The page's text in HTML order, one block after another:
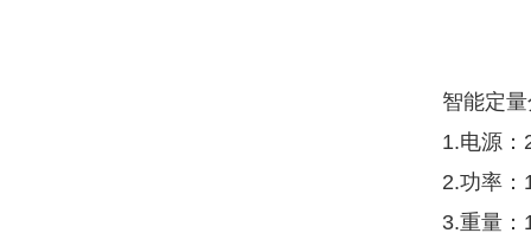
智能定
1.电源：
2.功率：
3.重量：